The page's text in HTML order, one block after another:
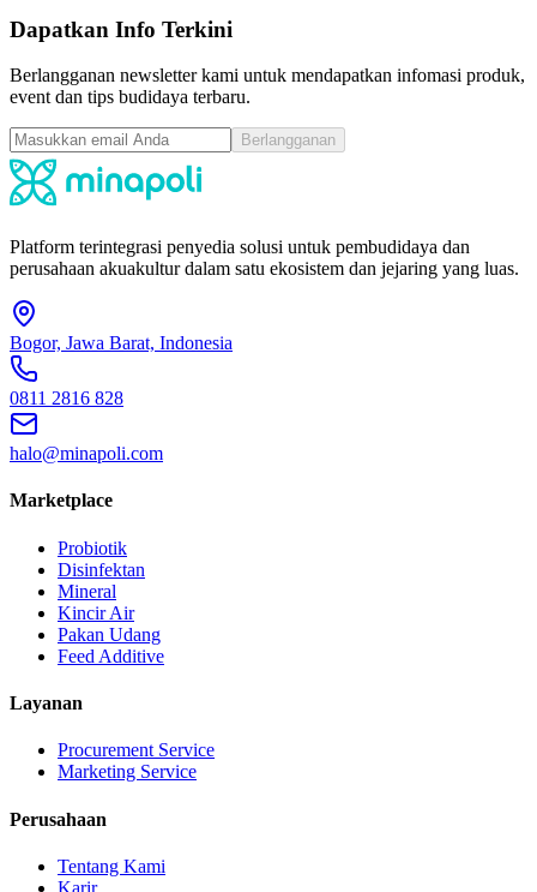
Dapatkan Info Terkini
Berlangganan newsletter kami untuk mendapatkan infomasi produk,
event dan tips budidaya terbaru.
Berlangganan
Platform terintegrasi penyedia solusi untuk pembudidaya dan
perusahaan akuakultur dalam satu ekosistem dan jejaring yang luas.
Bogor, Jawa Barat, Indonesia
0811 2816 828
halo@minapoli.com
Marketplace
Probiotik
Disinfektan
Mineral
Kincir Air
Pakan Udang
Feed Additive
Layanan
Procurement Service
Marketing Service
Perusahaan
Tentang Kami
Karir